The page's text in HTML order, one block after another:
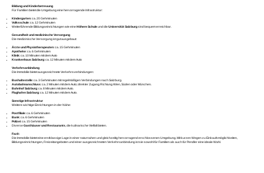
Bildung und Kinderbetreuung
Für Familien bietet die Umgebung eine hervorragende Infrastruktur:
Kindergarten: ca. 20 Gehminuten
Volksschule: ca. 12 Gehminuten
Weiterführende Bildungseinrichtungen wie eine Höhere Schule und die Universität Salzburg sind bequem erreichbar.
Gesundheit und medizinische Versorgung
Die medizinische Versorgung ist gut ausgebaut:
Ärzte und Physiotherapeuten: ca. 15 Gehminuten
Apotheke: ca. 6 Gehminuten
Klinik: ca. 10 Minuten mit dem Auto
Krankenhaus Salzburg: ca. 12 Minuten mit dem Auto
Verkehrsanbindung
Die Immobilie bietet ausgezeichnete Verkehrsverbindungen:
Bushaltestelle: ca. 3 Gehminuten mit regelmäßigen Verbindungen nach Salzburg.
Autobahnanschluss: ca. 2 Minuten mit dem Auto; direkter Zugang Richtung Wien, Süden oder München.
Bahnhof Salzburg: ca. 8 Minuten mit dem Auto.
Flughafen Salzburg: ca. 12 Minuten mit dem Auto.
Sonstige Infrastruktur
Weitere wichtige Einrichtungen in der Nähe:
Postfiliale: ca. 6 Gehminuten
Bank: ca. 6 Gehminuten
Polizei: ca. 15 Gehminuten
Diverse Gasthäuser und Restaurants , die kulinarische Vielfalt bieten.
Fazit:
Die Immobilie bietet eine erstklassige Lage in einer naturnahen und gleichzeitig hervorragend erschlossenen Umgebung. Mit kurzen Wegen zu Einkaufsmöglichkeiten,
Bildungseinrichtungen, Freizeitangeboten und einer ausgezeichneten Verkehrsanbindung ist sie sowohl für Familien als auch für Pendler eine ideale Wahl.